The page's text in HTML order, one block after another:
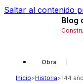
Saltar al contenido
Blog
Obra
Gaudí
Inicio>Historia>144